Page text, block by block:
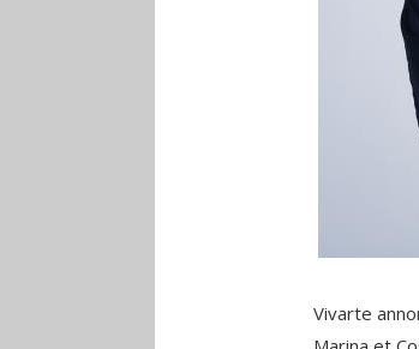
Vivarte